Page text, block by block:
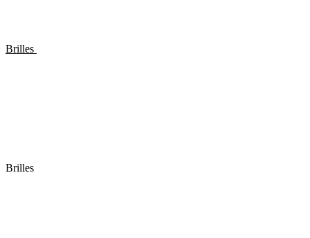
Brilles
Brilles